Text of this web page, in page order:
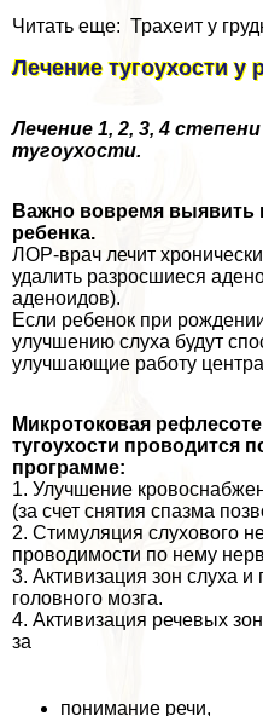
Читать еще: Трахеит у
Лечение тугоухости у
Лечение 1, 2, 3, 4
тугоухости.
Важно вовремя выявить
ребенка.
ЛОР-врач лечит
удалить разросшиеся
аденоидов).
Если ребенок при
улучшению слуха будут
улучшающие работу
Микротоковая
тугоухости проводится
программе:
1. Улучшение
(за счет снятия спазма
2. Стимуляция слухового
проводимости по нему
3. Активизация зон слуха
головного мозга.
4. Активизация речевых
за
понимание речи,